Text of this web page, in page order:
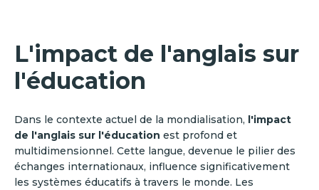
L'impact de l'anglais sur
l'éducation
Dans le contexte actuel de la mondialisation, l'impact
de l'anglais sur l'éducation est profond et
multidimensionnel. Cette langue, devenue le pilier des
échanges internationaux, influence significativement
les systèmes éducatifs à travers le monde. Les